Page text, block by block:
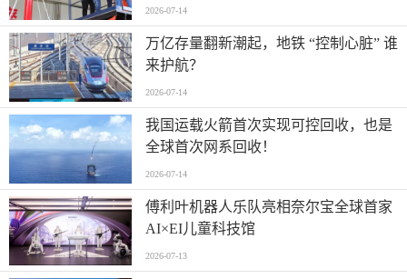
2026-07-14
万亿存量翻新潮起，地铁 “控制心脏” 谁
来护航？
2026-07-14
我国运载火箭首次实现可控回收，也是
全球首次网系回收！
2026-07-14
傅利叶机器人乐队亮相奈尔宝全球首家
AI×EI儿童科技馆
2026-07-13